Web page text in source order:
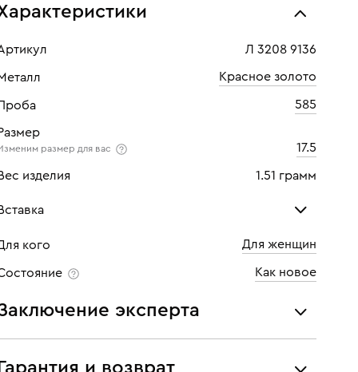
Л 3208 9136
Красное золото
585
размер для вас 17.5
изделия 1.51 грамм
Изумруд
Количество 1 шт
Каратность 0,32
кого Для женщин
Как новое
эксперта
украшения проходят экспертизу подлинности и
характеристикам ювелирных изделий,
Гарантия и возврат